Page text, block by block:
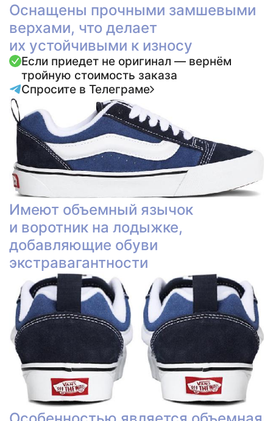
Оснащены прочными замшевыми
верхами, что делает
их устойчивыми к износу
Если приедет не оригинал — вернём
тройную стоимость заказа
Спросите в Телеграме
Имеют объемный язычок
и воротник на лодыжке,
добавляющие обуви
экстравагантности